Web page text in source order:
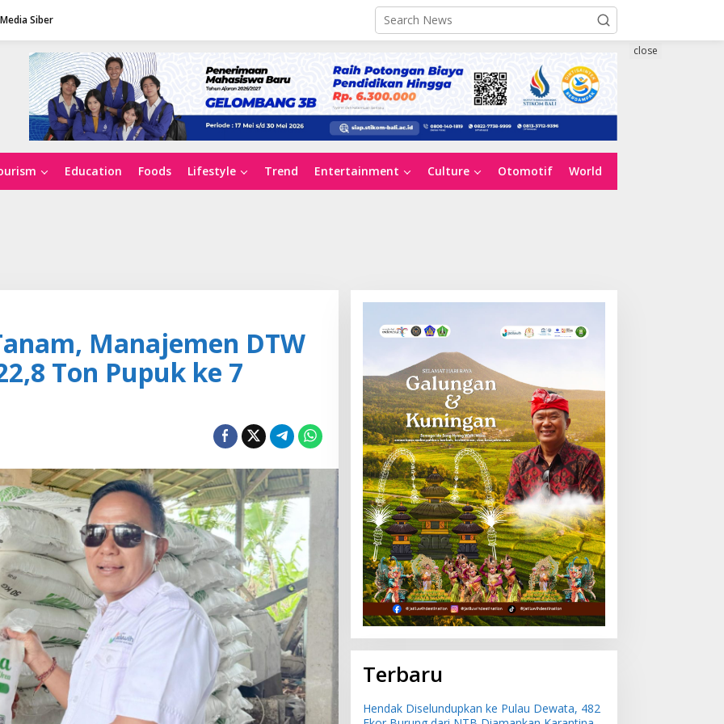
Siber
Education Foods Lifestyle Trend Entertainment Culture Otomotif World
close
Manajemen DTW
Ton Pupuk ke 7
Terbaru
Hendak Diselundupkan ke Pulau Dewata, 482